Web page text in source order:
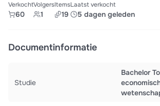
Verkocht
60
Volgers
1
Items
19
Laatst verkocht
5 dagen geleden
Documentinformatie
Studie
Bachelor